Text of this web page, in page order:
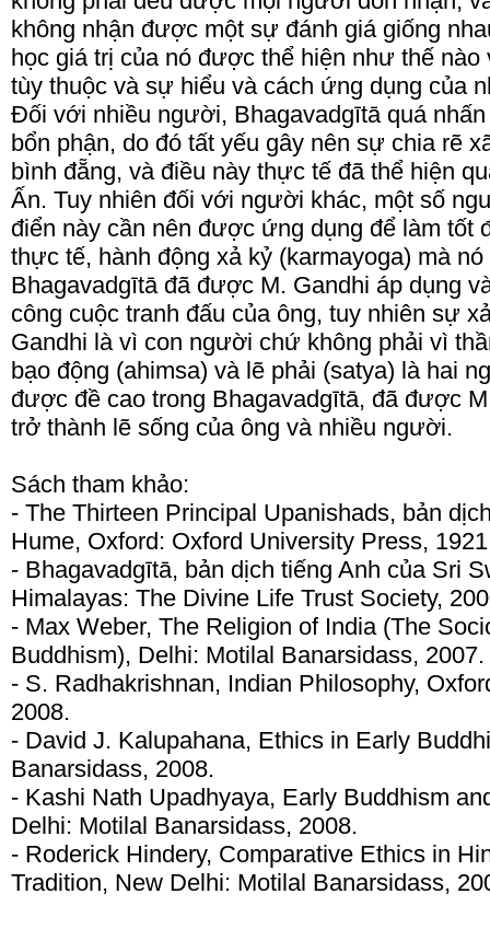
không nhận được một sự đánh giá giống
học giá trị của nó được thể hiện như thế
tùy thuộc và sự hiểu và cách ứng dụng của
Đối với nhiều người, Bhagavadgītā quá
bổn phận, do đó tất yếu gây nên sự chia rẽ
bình đẵng, và điều này thực tế đã thể hiện
Ấn. Tuy nhiên đối với người khác, một số
điển này cần nên được ứng dụng để làm tốt
thực tế, hành động xả kỷ (karmayoga) mà
Bhagavadgītā đã được M. Gandhi áp dụng
công cuộc tranh đấu của ông, tuy nhiên sự
Gandhi là vì con người chứ không phải vì
bạo động (ahimsa) và lẽ phải (satya) là hai
được đề cao trong Bhagavadgītā, đã được
trở thành lẽ sống của ông và nhiều người.
Sách tham khảo:
- The Thirteen Principal Upanishads, bản
Hume, Oxford: Oxford University Press,
- Bhagavadgītā, bản dịch tiếng Anh của Sri
Himalayas: The Divine Life Trust Society,
- Max Weber, The Religion of India (The
Buddhism), Delhi: Motilal Banarsidass, 2007.
- S. Radhakrishnan, Indian Philosophy,
2008.
- David J. Kalupahana, Ethics in Early
Banarsidass, 2008.
- Kashi Nath Upadhyaya, Early Buddhism
Delhi: Motilal Banarsidass, 2008.
- Roderick Hindery, Comparative Ethics in
Tradition, New Delhi: Motilal Banarsidass,